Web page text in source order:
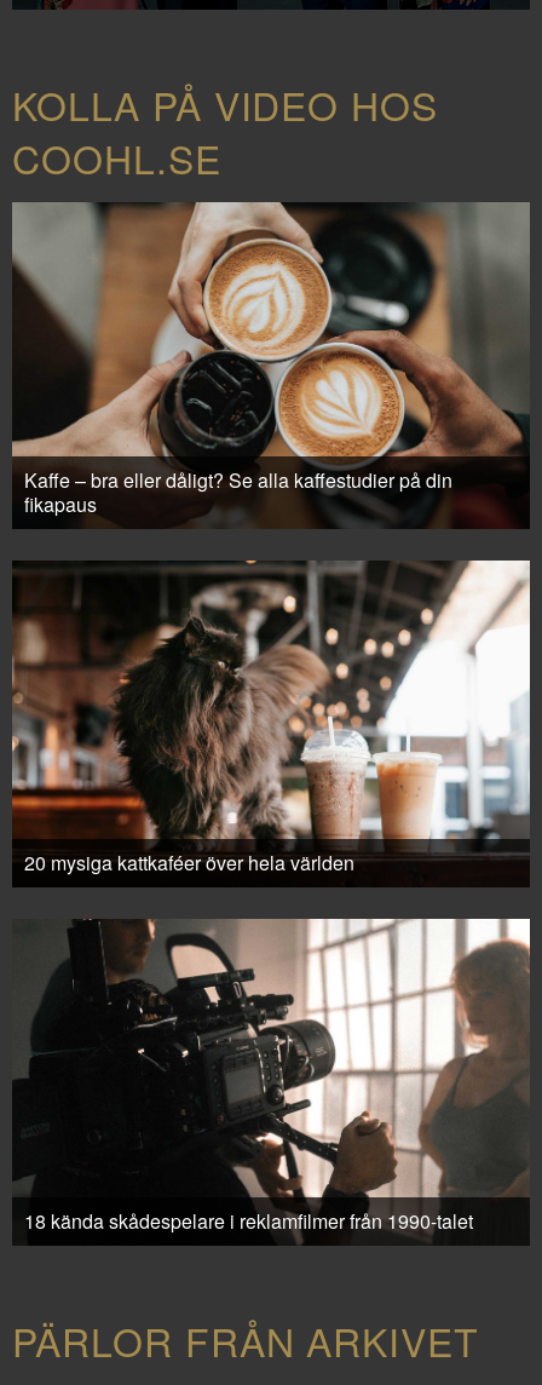
KOLLA PÅ VIDEO HOS
COOHL.SE
Kaffe – bra eller dåligt? Se alla kaffestudier på din
fikapaus
20 mysiga kattkaféer över hela världen
18 kända skådespelare i reklamfilmer från 1990-talet
PÄRLOR FRÅN ARKIVET